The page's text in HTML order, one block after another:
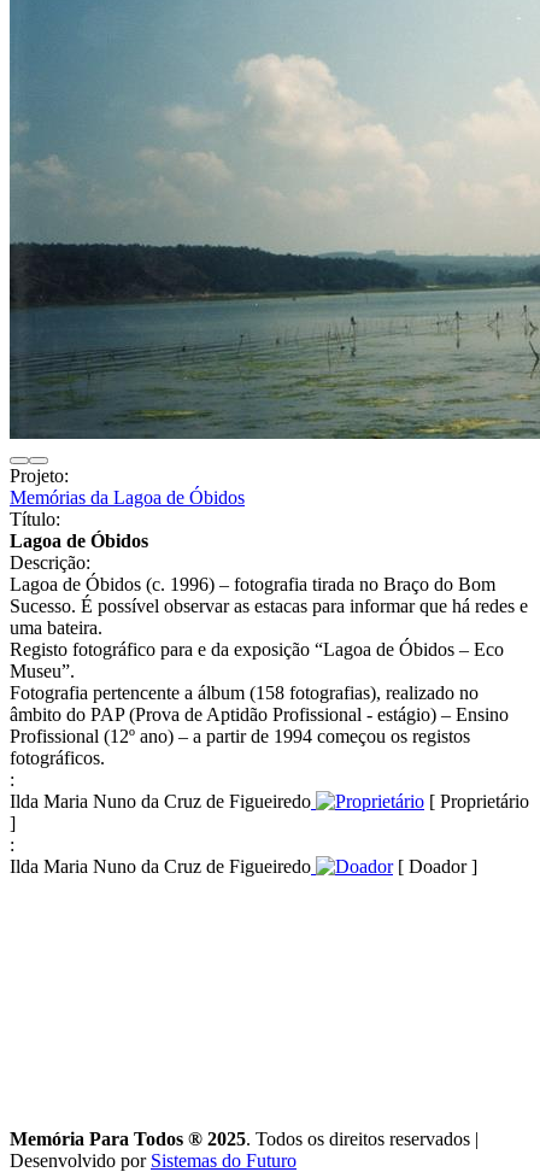
Projeto:
Memórias da Lagoa de Óbidos
Título:
Lagoa de Óbidos
Descrição:
Lagoa de Óbidos (c. 1996) – fotografia tirada no Braço do Bom
Sucesso. É possível observar as estacas para informar que há redes e
uma bateira.
Registo fotográfico para e da exposição “Lagoa de Óbidos – Eco
Museu”.
Fotografia pertencente a álbum (158 fotografias), realizado no
âmbito do PAP (Prova de Aptidão Profissional - estágio) – Ensino
Profissional (12º ano) – a partir de 1994 começou os registos
fotográficos.
:
Ilda Maria Nuno da Cruz de Figueiredo
[ Proprietário
]
:
Ilda Maria Nuno da Cruz de Figueiredo
[ Doador ]
Memória Para Todos ® 2025. Todos os direitos reservados |
Desenvolvido por Sistemas do Futuro